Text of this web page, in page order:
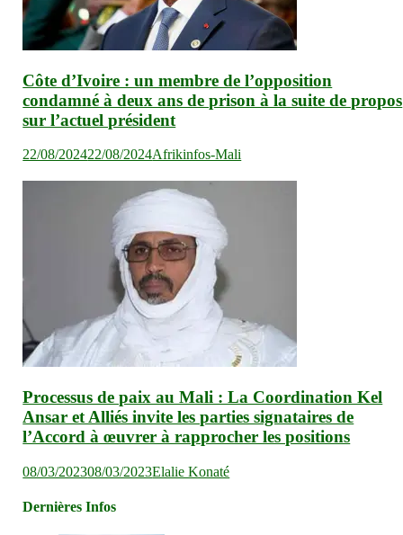
Côte d’Ivoire : un membre de l’opposition
condamné à deux ans de prison à la suite de propos
sur l’actuel président
22/08/202422/08/2024Afrikinfos-Mali
Processus de paix au Mali : La Coordination Kel
Ansar et Alliés invite les parties signataires de
l’Accord à œuvrer à rapprocher les positions
08/03/202308/03/2023Elalie Konaté
Dernières Infos